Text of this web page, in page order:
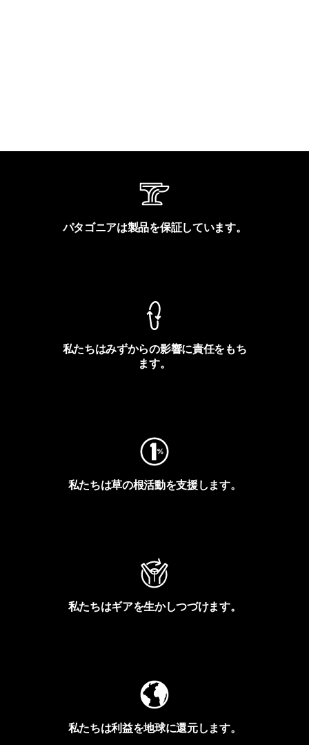
パタゴニアは製品を保証しています。
私たちはみずからの影響に責任をもち
ます。
私たちは草の根活動を支援します。
私たちはギアを生かしつづけます。
私たちは利益を地球に還元します。